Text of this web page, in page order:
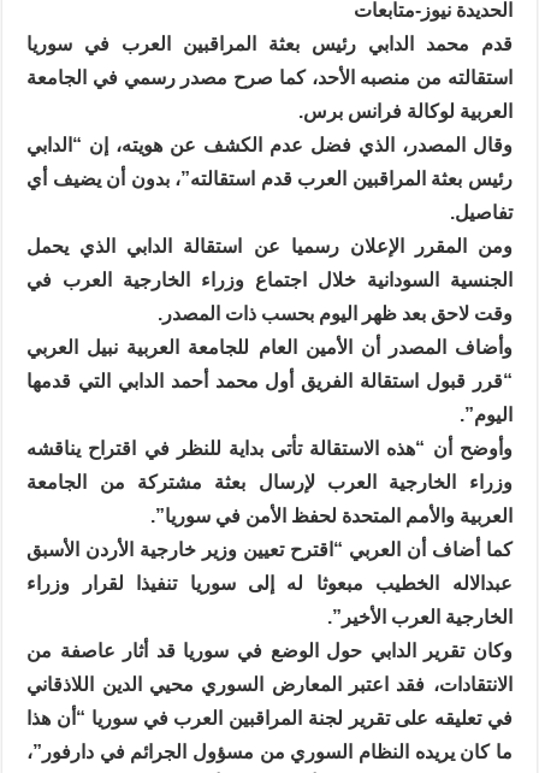
الحديدة نيوز-متابعات
قدم محمد الدابي رئيس بعثة المراقبين العرب في سوريا
استقالته من منصبه الأحد، كما صرح مصدر رسمي في الجامعة
العربية لوكالة فرانس برس.
وقال المصدر، الذي فضل عدم الكشف عن هويته، إن “الدابي
رئيس بعثة المراقبين العرب قدم استقالته”، بدون أن يضيف أي
تفاصيل.
ومن المقرر الإعلان رسميا عن استقالة الدابي الذي يحمل
الجنسية السودانية خلال اجتماع وزراء الخارجية العرب في
وقت لاحق بعد ظهر اليوم بحسب ذات المصدر.
وأضاف المصدر أن الأمين العام للجامعة العربية نبيل العربي
“قرر قبول استقالة الفريق أول محمد أحمد الدابي التي قدمها
اليوم”.
وأوضح أن “هذه الاستقالة تأتى بداية للنظر في اقتراح يناقشه
وزراء الخارجية العرب لإرسال بعثة مشتركة من الجامعة
العربية والأمم المتحدة لحفظ الأمن في سوريا”.
كما أضاف أن العربي “اقترح تعيين وزير خارجية الأردن الأسبق
عبدالاله الخطيب مبعوثا له إلى سوريا تنفيذا لقرار وزراء
الخارجية العرب الأخير”.
وكان تقرير الدابي حول الوضع في سوريا قد أثار عاصفة من
الانتقادات، فقد اعتبر المعارض السوري محيي الدين اللاذقاني
في تعليقه على تقرير لجنة المراقبين العرب في سوريا “أن هذا
ما كان يريده النظام السوري من مسؤول الجرائم في دارفور”،